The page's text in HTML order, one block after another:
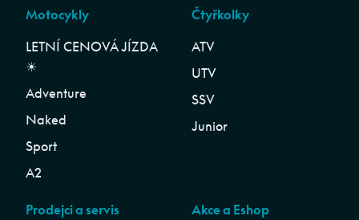
Motocykly
LETNÍ CENOVÁ JÍZDA
☀︎
Adventure
Naked
Sport
A2
Čtyřkolky
ATV
UTV
SSV
Junior
Prodejci a servis
Akce a Eshop